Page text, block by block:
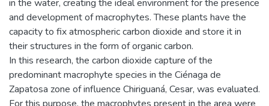
in the water, creating the ideal environment for the presence
and development of macrophytes. These plants have the
capacity to fix atmospheric carbon dioxide and store it in
their structures in the form of organic carbon.
In this research, the carbon dioxide capture of the
predominant macrophyte species in the Ciénaga de
Zapatosa zone of influence Chiriguaná, Cesar, was evaluated.